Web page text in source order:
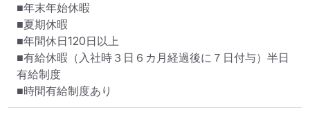
■年末年始休暇
■夏期休暇
■年間休日120日以上
■有給休暇（入社時３日６カ月経過後に７日付与）半日
有給制度
■時間有給制度あり